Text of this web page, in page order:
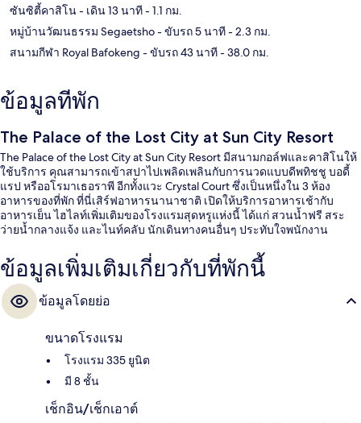
ซันซิตี้คาสิโน- เดิน 13 นาที- 1.1 กม.
หมู่บ้านวัฒนธรรม Segaetsho- ขับรถ 5 นาที- 2.3 กม.
สนามกีฬา Royal Bafokeng - ขับรถ 43 นาที- 38.0 กม.
ข้อมูลที่พัก
The Palace of the Lost City at Sun City Resort
The Palace of the Lost City at Sun City Resort มีสนามกอล์ฟและคาสิโนให้
ใช้บริการ คุณสามารถเข้าสปาไปเพลิดเพลินกับการนวดแบบดีพทิชชู บอดี้
แรป หรืออโรมาเธอราพี อีกทั้งแวะ Crystal Court ซึ่งเป็นหนึ่งใน 3 ห้อง
อาหารของที่พัก ที่นี่เสิร์ฟอาหารนานาชาติ เปิดให้บริการอาหารเช้ากับ
อาหารเย็น ไฮไลท์เพิ่มเติมของโรงแรมสุดหรูแห่งนี้ ได้แก่ สวนน้ำฟรี สระ
ว่ายน้ำกลางแจ้ง และไนท์คลับ นักเดินทางคนอื่นๆ ประทับใจพนักงาน
ข้อมูลเพิ่มเติมเกี่ยวกับที่พักนี้
ข้อมูลโดยย่อ
ขนาดโรงแรม
โรงแรม 335 ยูนิต
มี 8 ชั้น
เช็กอิน/เช็กเอาต์